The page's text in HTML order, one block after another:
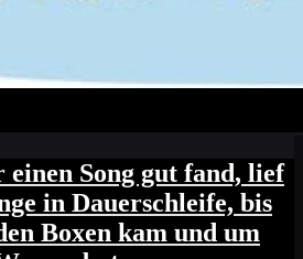
Song gut fand, lief
in Dauerschleife, bis
Boxen kam und um